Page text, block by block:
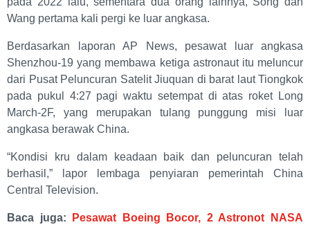
Wang pertama kali pergi ke luar angkasa.
Berdasarkan laporan AP News, pesawat luar angkasa
Shenzhou-19 yang membawa ketiga astronaut itu meluncur
dari Pusat Peluncuran Satelit Jiuquan di barat laut Tiongkok
pada pukul 4:27 pagi waktu setempat di atas roket Long
March-2F, yang merupakan tulang punggung misi luar
angkasa berawak China.
“Kondisi kru dalam keadaan baik dan peluncuran telah
berhasil,” lapor lembaga penyiaran pemerintah China
Central Television.
Baca juga:
Pesawat Boeing Bocor, 2 Astronot NASA